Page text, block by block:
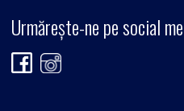
Urmărește-ne pe social